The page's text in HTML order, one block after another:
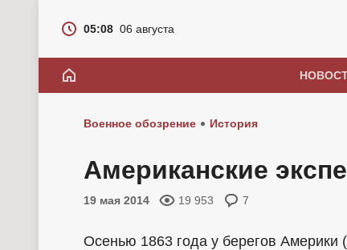
05:08 06 августа
Военное обозрение История
Американские
19 мая 2014 19 953 7
Осенью 1863 года у берегов